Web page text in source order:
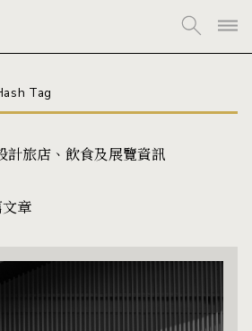
Tag
計旅店、飲食及展覽資訊
章